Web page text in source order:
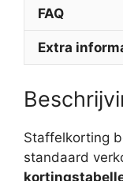
FAQ
Extra
Staffelkorting
standaard